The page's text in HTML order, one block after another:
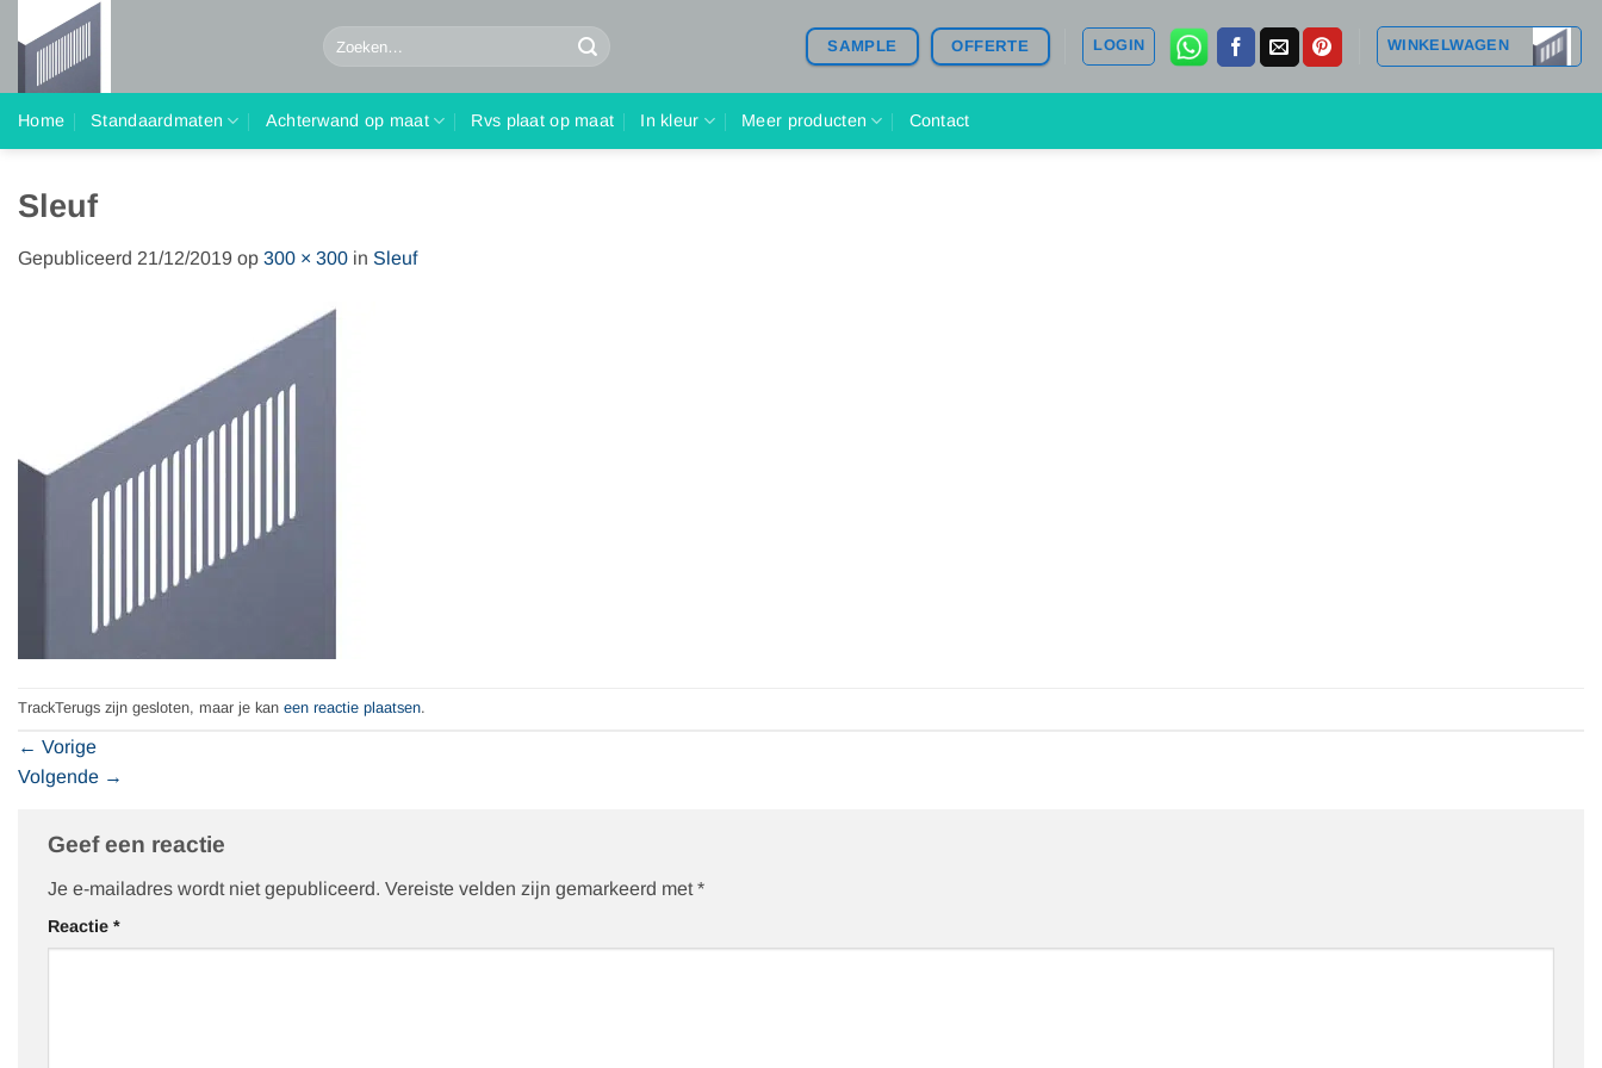
naar
inhoud
SAMPLE OFFERTE LOGIN WINKELWAGEN
Home Standaardmaten Achterwand op maat Rvs plaat op maat In kleur Meer producten Contact
Sleuf
Gepubliceerd 21/12/2019 op 300 × 300 in Sleuf
TrackTerugs zijn gesloten, maar je kan een reactie plaatsen.
← Vorige
Volgende →
Geef een reactie
Je e-mailadres wordt niet gepubliceerd. Vereiste velden zijn gemarkeerd met *
Reactie *